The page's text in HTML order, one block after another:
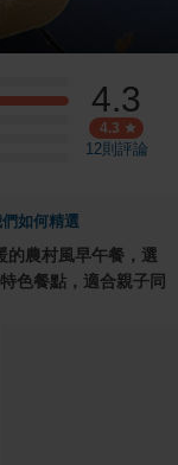
4.3
4.3
12則評論
如何精選
的農村風早午餐，選
色餐點，適合親子同